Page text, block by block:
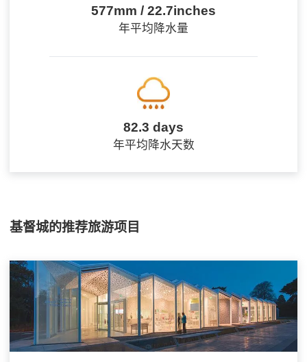
577mm / 22.7inches
年平均降水量
82.3 days
年平均降水天数
基督城的推荐旅游项目